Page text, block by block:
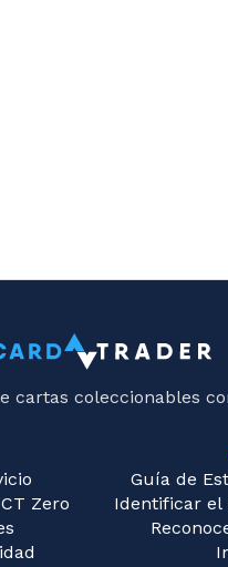
coleccionables
Zero
Guía de
Identificar el